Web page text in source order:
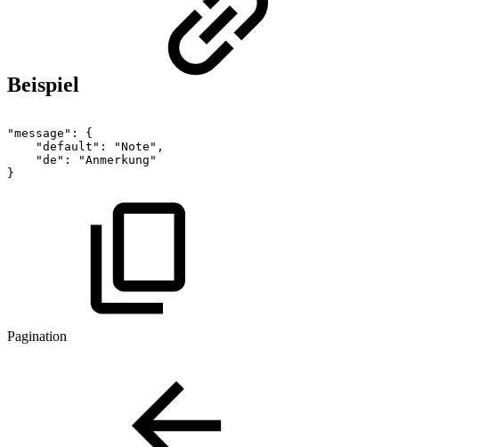
Beispiel
"message":
{
"default":
"Note",
"de":
"Anmerkung"
}
Pagination